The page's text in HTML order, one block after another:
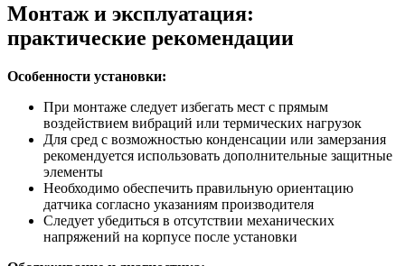
Монтаж и эксплуатация:
практические рекомендации
Особенности установки:
При монтаже следует избегать мест с прямым
воздействием вибраций или термических нагрузок
Для сред с возможностью конденсации или замерзания
рекомендуется использовать дополнительные защитные
элементы
Необходимо обеспечить правильную ориентацию
датчика согласно указаниям производителя
Следует убедиться в отсутствии механических
напряжений на корпусе после установки